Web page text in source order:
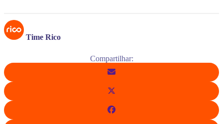
Time Rico
Compartilhar: